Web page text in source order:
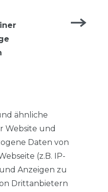
von
ähnliche
Website und
Daten von
(z.B. IP-
Anzeigen zu
Drittanbietern